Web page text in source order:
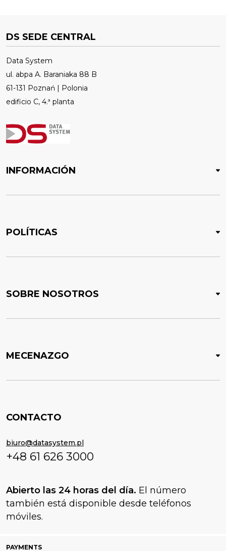
DS SEDE CENTRAL
Data System
ul. abpa A. Baraniaka 88 B
61-131 Poznań | Polonia
edificio C, 4.ª planta
INFORMACIÓN
POLÍTICAS
SOBRE NOSOTROS
MECENAZGO
CONTACTO
biuro@datasystem.pl
+48 61 626 3000
Abierto las 24 horas del día. El número
también está disponible desde teléfonos
móviles.
PAYMENTS